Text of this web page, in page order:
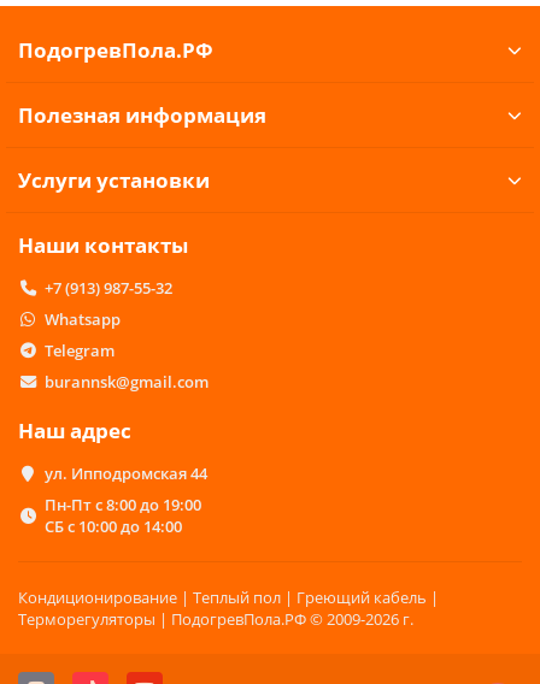
ПодогревПола.РФ
Полезная информация
Услуги установки
Наши контакты
+7 (913) 987-55-32
Whatsapp
Telegram
burannsk@gmail.com
Наш адрес
ул. Ипподромская 44
Пн-Пт с 8:00 до 19:00
СБ с 10:00 до 14:00
Кондиционирование | Теплый пол | Греющий кабель |
Терморегуляторы | ПодогревПола.РФ © 2009-2026 г.